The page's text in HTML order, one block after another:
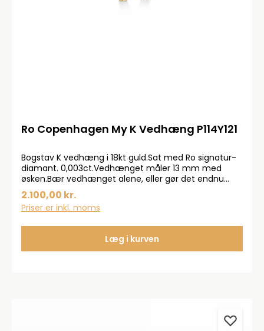
Ro Copenhagen My K Vedhæng P114Y121
Bogstav K vedhæng i 18kt guld.Sat med Ro signatur-
diamant. 0,003ct.Vedhænget måler 13 mm med
øsken.Bær vedhænget alene, eller gør det endnu
mere personligt med at matche andre vedhæng.
2.100,00 kr.
Priser er inkl. moms
Læg i kurven